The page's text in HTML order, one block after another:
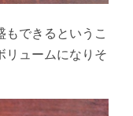
もできるというこ
リュームになりそ